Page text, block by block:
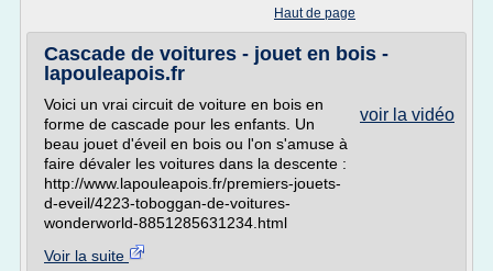
Haut de page
Cascade de voitures - jouet en bois -
lapouleapois.fr
voir la vidéo
Voici un vrai circuit de voiture en bois en
forme de cascade pour les enfants. Un
beau jouet d'éveil en bois ou l'on s'amuse à
faire dévaler les voitures dans la descente :
http://www.lapouleapois.fr/premiers-jouets-
d-eveil/4223-toboggan-de-voitures-
wonderworld-8851285631234.html
Voir la suite